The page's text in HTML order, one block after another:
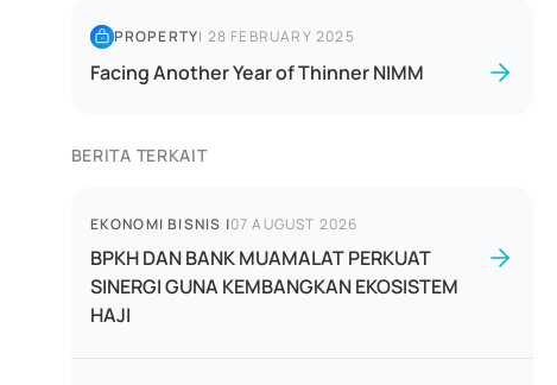
PROPERTY| 28 FEBRUARY 2025
Facing Another Year of Thinner NIMM
BERITA TERKAIT
EKONOMI BISNIS |07 AUGUST 2026
BPKH DAN BANK MUAMALAT PERKUAT
SINERGI GUNA KEMBANGKAN EKOSISTEM
HAJI